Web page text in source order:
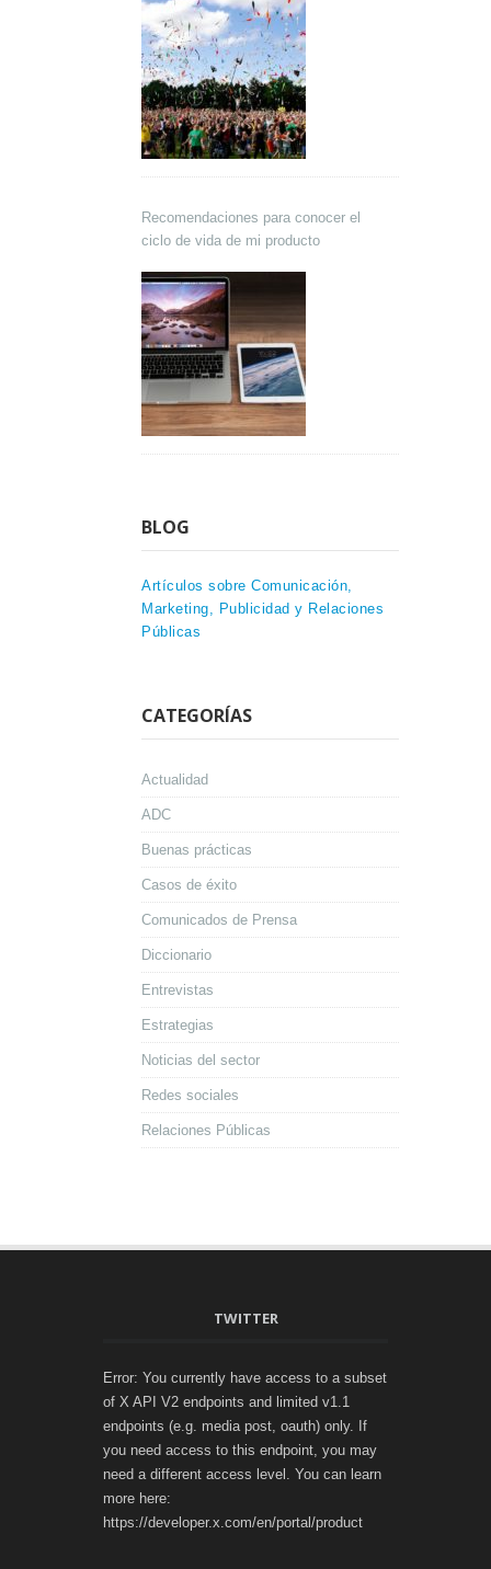
Recomendaciones para conocer el
ciclo de vida de mi producto
BLOG
Artículos sobre Comunicación,
Marketing, Publicidad y Relaciones
Públicas
CATEGORÍAS
Actualidad
ADC
Buenas prácticas
Casos de éxito
Comunicados de Prensa
Diccionario
Entrevistas
Estrategias
Noticias del sector
Redes sociales
Relaciones Públicas
TWITTER
Error: You currently have access to a subset
of X API V2 endpoints and limited v1.1
endpoints (e.g. media post, oauth) only. If
you need access to this endpoint, you may
need a different access level. You can learn
more here:
https://developer.x.com/en/portal/product